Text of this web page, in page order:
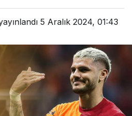
5 Aralık 2024, 01:43